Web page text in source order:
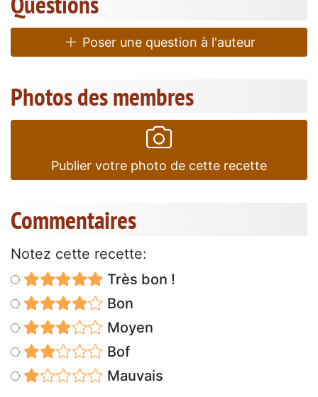
Poser une question à l'auteur
Photos des membres
Publier votre photo de cette recette
Commentaires
Notez cette recette:
Très bon !
Bon
Moyen
Bof
Mauvais